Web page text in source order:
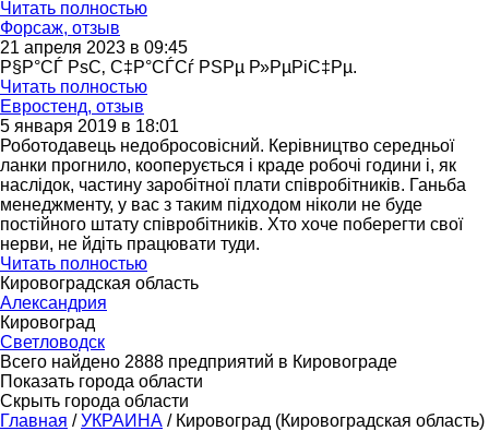
Читать полностью
Форсаж, отзыв
21 апреля 2023 в 09:45
Р§Р°СЃ РѕС‚ С‡Р°СЃСѓ РЅРµ Р»РµРіС‡Рµ.
Читать полностью
Евростенд, отзыв
5 января 2019 в 18:01
Роботодавець недобросовісний. Керівництво середньої
ланки прогнило, кооперується і краде робочі години і, як
наслідок, частину заробітної плати співробітників. Ганьба
менеджменту, у вас з таким підходом ніколи не буде
постійного штату співробітників. Хто хоче поберегти свої
нерви, не йдіть працювати туди.
Читать полностью
Кировоградская область
Александрия
Кировоград
Светловодск
Всего найдено 2888 предприятий в Кировограде
Показать города области
Скрыть города области
Главная / УКРАИНА / Кировоград (Кировоградская область)